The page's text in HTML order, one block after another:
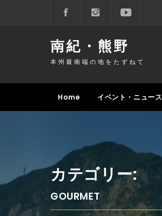
ス
ッ
南紀・熊野
本州最南端の地をたずねて
Home イベント・ニュース
カテゴリー:
GOURMET